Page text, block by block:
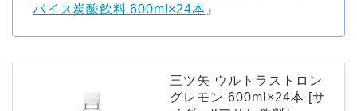
パイス炭酸飲料 600ml×24本 』
三ツ矢 ウルトラストロン
グレモン 600ml×24本 [サ